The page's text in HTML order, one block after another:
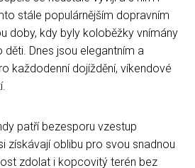
stále populárnějším dopravním
doby, kdy byly koloběžky vnímány
Dnes jsou elegantním a
každodenní dojíždění, víkendové
patří bezesporu vzestup
si získávají oblibu pro svou snadnou
zdolat i kopcovitý terén bez